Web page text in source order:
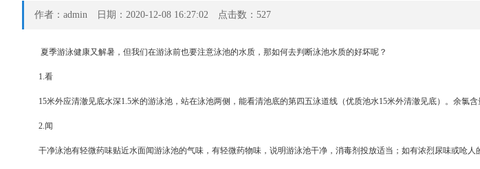
作者：admin 日期：2020-12-08 16:27:02 点击数： 527
夏季游泳健康又解暑，但我们在游泳前也要注意泳池的水质，那如何去判断泳池水质的好坏呢？
1.看
15米外应清澈见底水深1.5米的游泳池，站在泳池两侧，能看清池底的第四五泳道线（优质池水15米外清澈见底）。余氯
2.闻
干净泳池有轻微药味贴近水面闻游泳池的气味，有轻微药物味，说明游泳池干净，消毒剂投放适当；如有浓烈尿味或呛